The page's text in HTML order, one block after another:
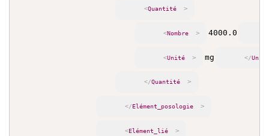
<Quantité >
<Nombre > 4000.0
<Unité > mg </Unité
</Quantité >
</Elément_posologie >
<Elément_lié >